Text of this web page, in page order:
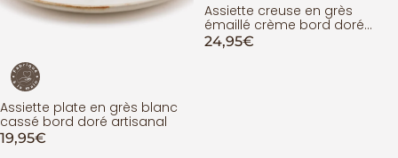
Assiette plate en grès blanc
cassé bord doré artisanal
19,95€
Assiette creuse en grès
émaillé crème bord doré
artisanale
24,95€